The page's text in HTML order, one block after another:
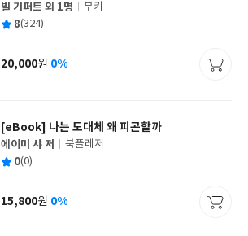
글
쓴
빌 기퍼트 외 1명
출
사
부키
평 8(324)
가
20,000원 0%
[eBook] 나는 도대체 왜 피곤할까
글
쓴
에이미 샤 저
출
사
북플레저
평 0(0)
가
15,800원 0%